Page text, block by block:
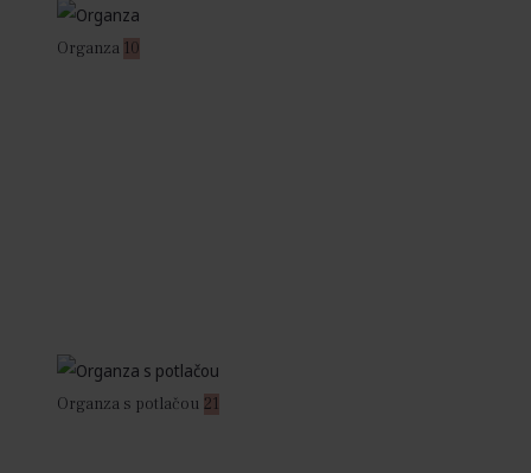
Organza 10
Organza s potlačou 21